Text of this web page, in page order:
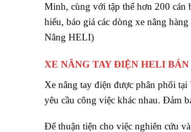
Minh, cùng với tập thể hơn 200 cán
hiểu, báo giá các dòng xe nâng
Nâng HELI)
XE NÂNG TAY ĐIỆN HELI
Xe nâng tay điện được phân phối
yêu cầu công việc khác nhau. Đảm
Để thuận tiện cho việc nghiên cứu